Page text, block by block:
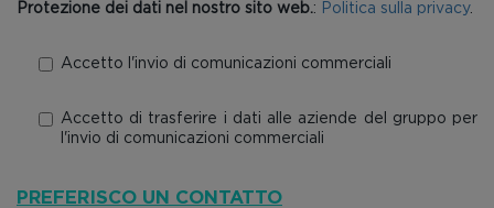
Protezione dei dati nel nostro sito web. : Politica sulla privacy.
Accetto l'invio di comunicazioni commerciali
Accetto di trasferire i dati alle aziende del gruppo per
l'invio di comunicazioni commerciali
PREFERISCO UN CONTATTO